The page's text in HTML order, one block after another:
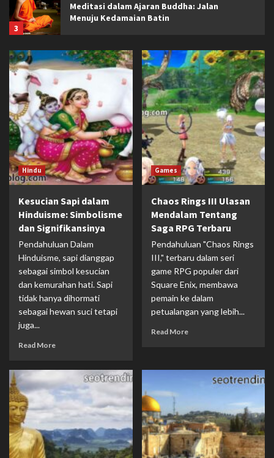
3
Meditasi dalam Ajaran Buddha: Jalan
Menuju Kedamaian Batin
4
Islam
Etika Berbicara dalam Islam: Menjaga Lisan
agar Terhindar dari Fitnah
5
Religion
Makna Sabar dan Ikhlas dalam Perspektif
Agama
Hindu
Weda : Sumber Pengetahuan Tertua dalam
Tradisi Hindu
Games
Review Forces of Freedom: Game Perang
Realistis di Platform Mobile
4
Islam
Etika Berbicara dalam Islam: Menjaga Lisan
agar Terhindar dari Fitnah
Hindu
Kesucian Sapi dalam
Hinduisme: Simbolisme
dan Signifikansinya
Pendahuluan Dalam
Hinduisme, sapi dianggap
sebagai simbol kesucian
dan kemurahan hati. Sapi
tidak hanya dihormati
sebagai hewan suci tetapi
juga...
Read More
Games
Chaos Rings III Ulasan
Mendalam Tentang
Saga RPG Terbaru
Pendahuluan "Chaos Rings
III," terbaru dalam seri
game RPG populer dari
Square Enix, membawa
pemain ke dalam
petualangan yang lebih...
Read More